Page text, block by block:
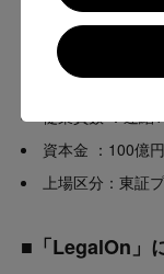
本社 ：〒108-
来研究所
設立 ：2005年9
資本金 ：100億円
上場区分：東証
■「LegalOn」